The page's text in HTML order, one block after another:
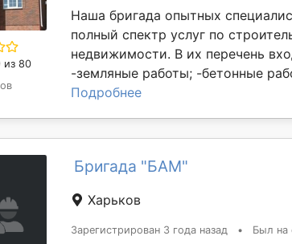
из 80
Наша бригада опытных
полный спектр услуг по
недвижимости. В их перечень
-земляные работы; -бетонные
Подробнее
Бригада "БАМ"
Харьков
Зарегистрирован 3 года назад • Был на